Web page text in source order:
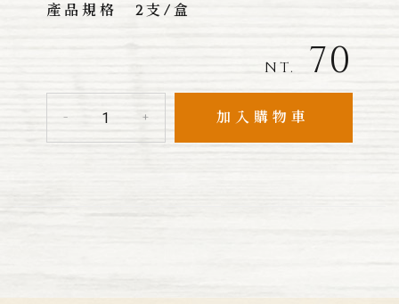
產品規格 2支/盒
NT. 70
- + 加入購物車